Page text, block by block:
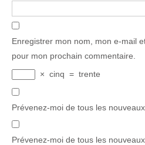
Enregistrer mon nom, mon e-mail
pour mon prochain commentaire.
× cinq = trente
Prévenez-moi de tous les
Prévenez-moi de tous les